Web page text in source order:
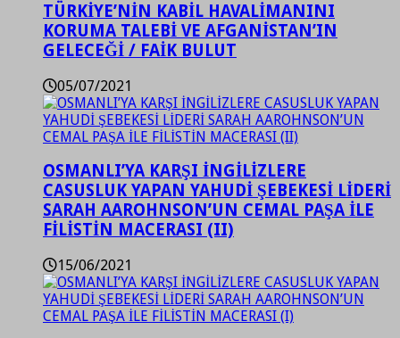
TÜRKİYE’NİN KABİL HAVALİMANINI
KORUMA TALEBİ VE AFGANİSTAN’IN
GELECEĞİ / FAİK BULUT
05/07/2021
OSMANLI’YA KARŞI İNGİLİZLERE
CASUSLUK YAPAN YAHUDİ ŞEBEKESİ LİDERİ
SARAH AAROHNSON’UN CEMAL PAŞA İLE
FİLİSTİN MACERASI (II)
15/06/2021